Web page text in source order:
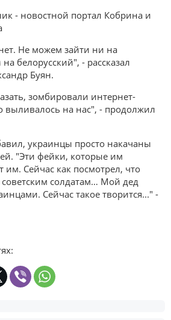
Не можем зайти ни на
белорусский", - рассказал
Буян.
зомбировали интернет-
выливалось на нас", - продолжил
украинцы просто накачаны
"Эти фейки, которые им
им. Сейчас как посмотрел, что
советским солдатам… Мой дед
Сейчас такое творится..." -